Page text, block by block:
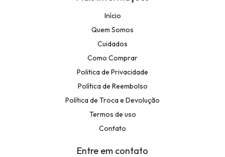
Início
Quem Somos
Cuidados
Como Comprar
Politica de Privacidade
Política de Reembolso
Política de Troca e Devolução
Termos de uso
Contato
Entre em contato